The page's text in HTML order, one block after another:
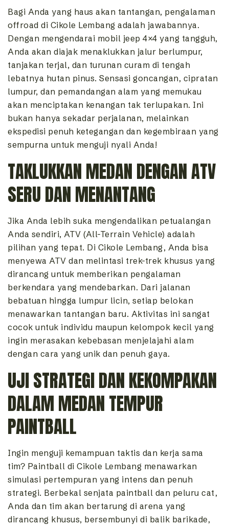
Bagi Anda yang haus akan tantangan, pengalaman
offroad di Cikole Lembang adalah jawabannya.
Dengan mengendarai mobil jeep 4×4 yang tangguh,
Anda akan diajak menaklukkan jalur berlumpur,
tanjakan terjal, dan turunan curam di tengah
lebatnya hutan pinus. Sensasi goncangan, cipratan
lumpur, dan pemandangan alam yang memukau
akan menciptakan kenangan tak terlupakan. Ini
bukan hanya sekadar perjalanan, melainkan
ekspedisi penuh ketegangan dan kegembiraan yang
sempurna untuk menguji nyali Anda!
TAKLUKKAN MEDAN DENGAN ATV
SERU DAN MENANTANG
Jika Anda lebih suka mengendalikan petualangan
Anda sendiri, ATV (All-Terrain Vehicle) adalah
pilihan yang tepat. Di Cikole Lembang, Anda bisa
menyewa ATV dan melintasi trek-trek khusus yang
dirancang untuk memberikan pengalaman
berkendara yang mendebarkan. Dari jalanan
bebatuan hingga lumpur licin, setiap belokan
menawarkan tantangan baru. Aktivitas ini sangat
cocok untuk individu maupun kelompok kecil yang
ingin merasakan kebebasan menjelajahi alam
dengan cara yang unik dan penuh gaya.
UJI STRATEGI DAN KEKOMPAKAN
DALAM MEDAN TEMPUR
PAINTBALL
Ingin menguji kemampuan taktis dan kerja sama
tim? Paintball di Cikole Lembang menawarkan
simulasi pertempuran yang intens dan penuh
strategi. Berbekal senjata paintball dan peluru cat,
Anda dan tim akan bertarung di arena yang
dirancang khusus, bersembunyi di balik barikade,